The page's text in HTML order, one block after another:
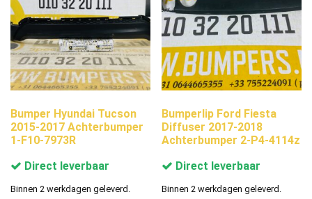
Bumper Hyundai Tucson
2015-2017 Achterbumper
1-F10-7973R
Direct leverbaar
Binnen 2 werkdagen geleverd.
Bumperlip Ford Fiesta
Diffuser 2017-2018
Achterbumper 2-P4-4114z
Direct leverbaar
Binnen 2 werkdagen geleverd.